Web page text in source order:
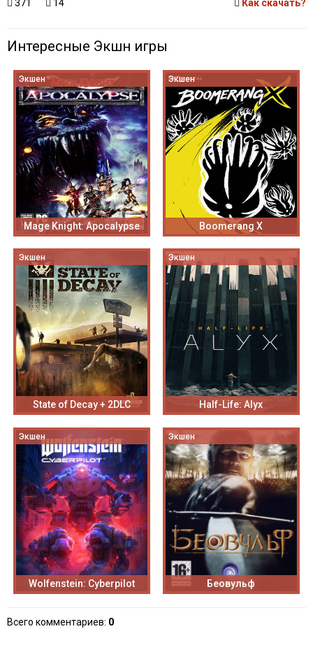
371 14 Как скачать?
Интересные Экшн игры
Экшен
Mage Knight: Apocalypse
Экшен
Boomerang X
Экшен
State of Decay + 2DLC
Экшен
Half-Life: Alyx
Экшен
Wolfenstein: Cyberpilot
Экшен
Беовульф
Всего комментариев: 0